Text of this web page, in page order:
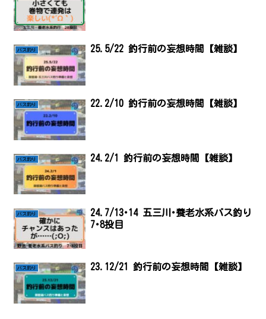
バス釣り 25.5/22 釣行前の妄想時間【雑談】
バス釣り 22.2/10 釣行前の妄想時間【雑談】
バス釣り 24.2/1 釣行前の妄想時間【雑談】
バス釣り
24.7/13･14 五三川･養老水系バス釣り
7･8投目
バス釣り 23.12/21 釣行前の妄想時間【雑談】